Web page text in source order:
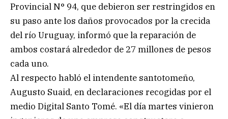
Provincial N° 94, que debieron ser restringidos en
su paso ante los daños provocados por la crecida
del río Uruguay, informó que la reparación de
ambos costará alrededor de 27 millones de pesos
cada uno.
Al respecto habló el intendente santotomeño,
Augusto Suaid, en declaraciones recogidas por el
medio Digital Santo Tomé. «El día martes vinieron